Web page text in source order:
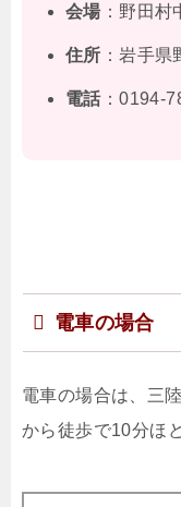
会場：野田村
住所 ：岩手
電話：0194-
電車の場合
電車の場合は、三
から徒歩で10分ほ